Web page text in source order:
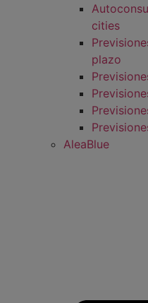
cities
plazo
AleaBlue